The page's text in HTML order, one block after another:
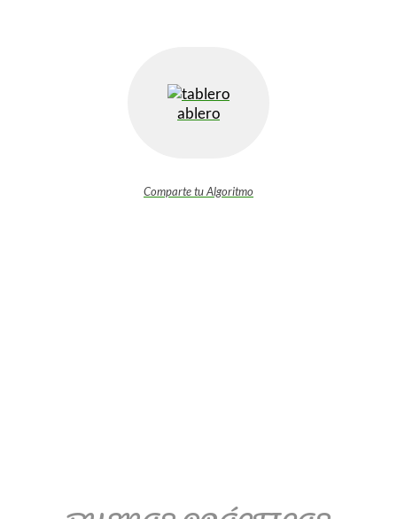
ablero
Comparte tu Algoritmo